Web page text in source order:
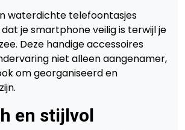
waterdichte telefoontasjes
je smartphone veilig is terwijl je
Deze handige accessoires
niet alleen aangenamer,
om georganiseerd en
en stijlvol